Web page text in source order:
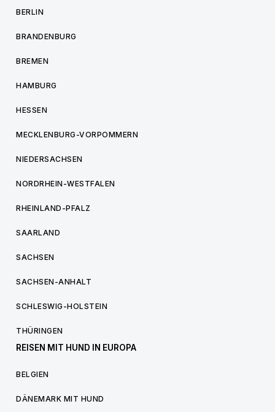
BERLIN
BRANDENBURG
BREMEN
HAMBURG
HESSEN
MECKLENBURG-VORPOMMERN
NIEDERSACHSEN
NORDRHEIN-WESTFALEN
RHEINLAND-PFALZ
SAARLAND
SACHSEN
SACHSEN-ANHALT
SCHLESWIG-HOLSTEIN
THÜRINGEN
REISEN MIT HUND IN EUROPA
BELGIEN
DÄNEMARK MIT HUND